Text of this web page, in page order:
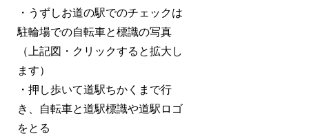
・うずしお道の駅でのチェックは
駐輪場での自転車と標識の写真
（上記図・クリックすると拡大し
ます）
・押し歩いて道駅ちかくまで行
き、自転車と道駅標識や道駅ロゴ
をとる